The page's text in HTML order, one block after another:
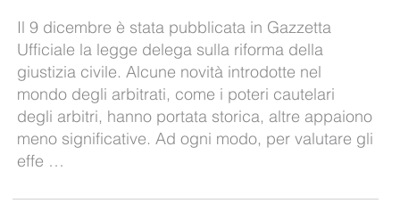
Il 9 dicembre è stata pubblicata in Gazzetta
Ufficiale la legge delega sulla riforma della
giustizia civile. Alcune novità introdotte nel
mondo degli arbitrati, come i poteri cautelari
degli arbitri, hanno portata storica, altre appaiono
meno significative. Ad ogni modo, per valutare gli
effe …